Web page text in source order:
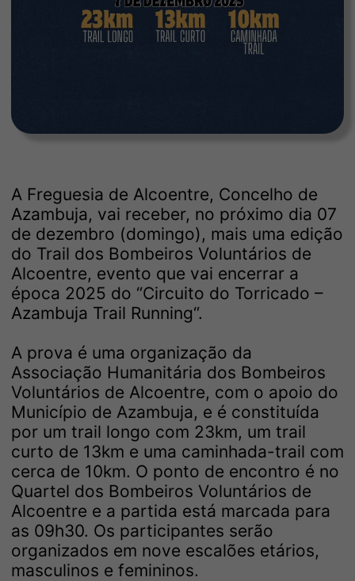
A Freguesia de Alcoentre, Concelho de
Azambuja, vai receber, no próximo dia 07
de dezembro (domingo), mais uma edição
do Trail dos Bombeiros Voluntários de
Alcoentre, evento que vai encerrar a
época 2025 do “Circuito do Torricado –
Azambuja Trail Running“.
A prova é uma organização da
Associação Humanitária dos Bombeiros
Voluntários de Alcoentre, com o apoio do
Município de Azambuja, e é constituída
por um trail longo com 23km, um trail
curto de 13km e uma caminhada-trail com
cerca de 10km. O ponto de encontro é no
Quartel dos Bombeiros Voluntários de
Alcoentre e a partida está marcada para
as 09h30. Os participantes serão
organizados em nove escalões etários,
masculinos e femininos.